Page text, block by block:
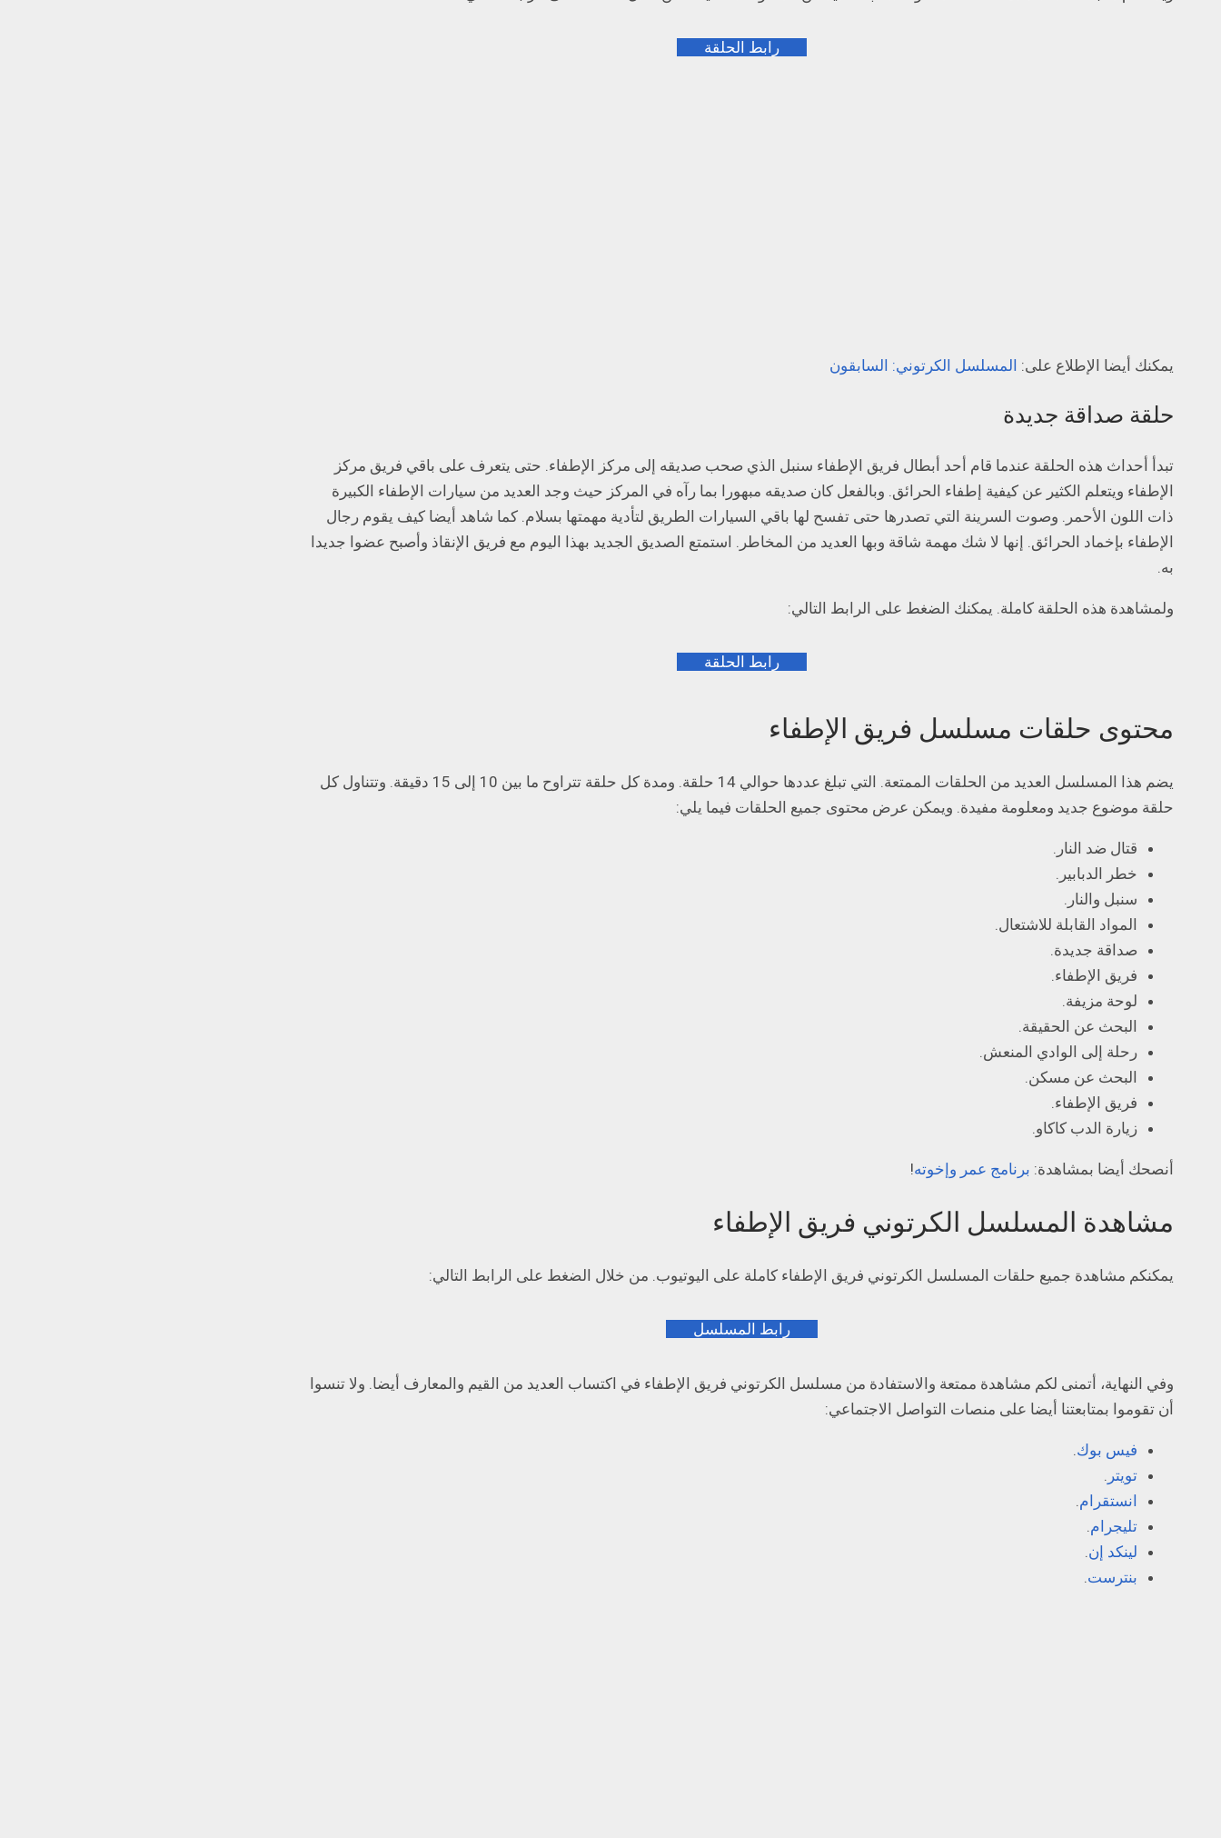
رابط الحلقة
يمكنك أيضا الإطلاع على: المسلسل الكرتوني: السابقون
حلقة صداقة جديدة
تبدأ أحداث هذه الحلقة عندما قام أحد أبطال فريق الإطفاء سنبل الذي صحب صديقه إلى مركز الإطفاء. حتى يتعرف على باقي فريق مركز
الإطفاء ويتعلم الكثير عن كيفية إطفاء الحرائق. وبالفعل كان صديقه مبهورا بما رآه في المركز حيث وجد العديد من سيارات الإطفاء الكبيرة
ذات اللون الأحمر. وصوت السرينة التي تصدرها حتى تفسح لها باقي السيارات الطريق لتأدية مهمتها بسلام. كما شاهد أيضا كيف يقوم رجال
الإطفاء بإخماد الحرائق. إنها لا شك مهمة شاقة وبها العديد من المخاطر. استمتع الصديق الجديد بهذا اليوم مع فريق الإنقاذ وأصبح عضوا جديدا
به.
ولمشاهدة هذه الحلقة كاملة. يمكنك الضغط على الرابط التالي:
رابط الحلقة
محتوى حلقات مسلسل فريق الإطفاء
يضم هذا المسلسل العديد من الحلقات الممتعة. التي تبلغ عددها حوالي 14 حلقة. ومدة كل حلقة تتراوح ما بين 10 إلى 15 دقيقة. وتتناول كل
حلقة موضوع جديد ومعلومة مفيدة. ويمكن عرض محتوى جميع الحلقات فيما يلي:
قتال ضد النار.
خطر الدبابير.
سنبل والنار.
المواد القابلة للاشتعال.
صداقة جديدة.
فريق الإطفاء.
لوحة مزيفة.
البحث عن الحقيقة.
رحلة إلى الوادي المنعش.
البحث عن مسكن.
فريق الإطفاء.
زيارة الدب كاكاو.
أنصحك أيضا بمشاهدة: برنامج عمر وإخوته!
مشاهدة المسلسل الكرتوني فريق الإطفاء
يمكنكم مشاهدة جميع حلقات المسلسل الكرتوني فريق الإطفاء كاملة على اليوتيوب. من خلال الضغط على الرابط التالي:
رابط المسلسل
وفي النهاية، أتمنى لكم مشاهدة ممتعة والاستفادة من مسلسل الكرتوني فريق الإطفاء في اكتساب العديد من القيم والمعارف أيضا. ولا تنسوا
أن تقوموا بمتابعتنا أيضا على منصات التواصل الاجتماعي:
فيس بوك
تويتر
انستقرام
تليجرام
لينكد إن
بنترست